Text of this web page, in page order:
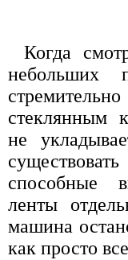
Когда
небольших
стеклянным
не
способные
ленты
машина
как просто